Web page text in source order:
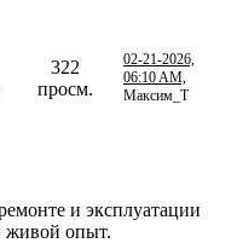
322
просм.
02-21-2026,
06:10 AM,
Максим_Т
и эксплуатации
живой опыт.